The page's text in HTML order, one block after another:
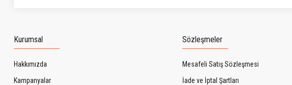
Kurumsal
Hakkımızda
Kampanyalar
Sözleşmeler
Mesafeli Satış Sözleşmesi
İade ve İptal Şartları